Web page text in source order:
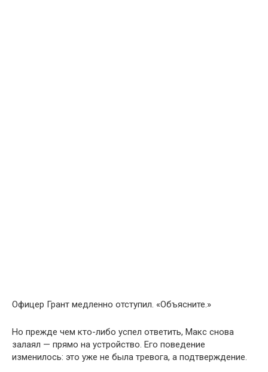
Офицер Грант медленно отступил. «Объясните.»
Но прежде чем кто-либо успел ответить, Макс снова
залаял — прямо на устройство. Его поведение
изменилось: это уже не была тревога, а подтверждение.